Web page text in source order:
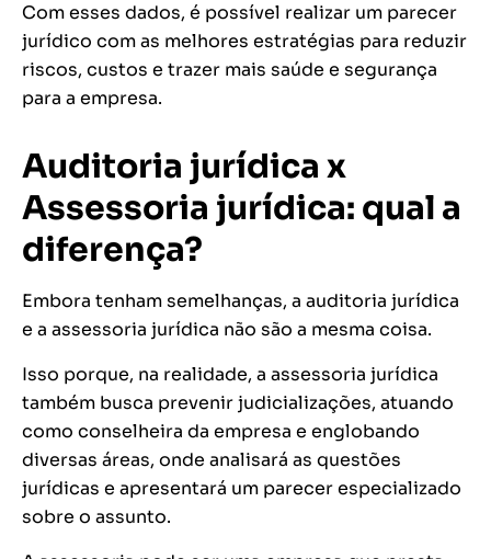
Com esses dados, é possível realizar um parecer
jurídico com as melhores estratégias para reduzir
riscos, custos e trazer mais saúde e segurança
para a empresa.
Auditoria jurídica x
Assessoria jurídica: qual a
diferença?
Embora tenham semelhanças, a auditoria jurídica
e a assessoria jurídica não são a mesma coisa.
Isso porque, na realidade, a assessoria jurídica
também busca prevenir judicializações, atuando
como conselheira da empresa e englobando
diversas áreas, onde analisará as questões
jurídicas e apresentará um parecer especializado
sobre o assunto.